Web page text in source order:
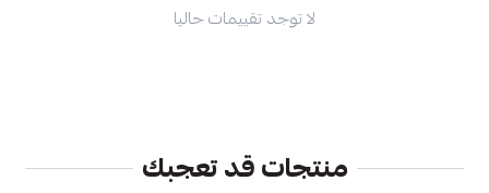
لا توجد تقييمات حاليا
منتجات قد تعجبك